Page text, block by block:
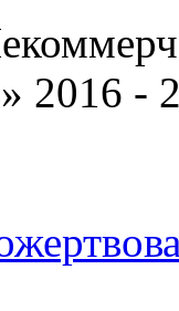
2016 -